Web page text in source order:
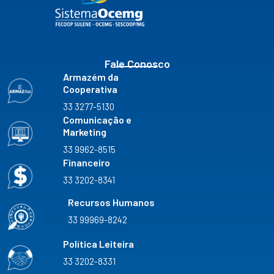
o
k
r
a
e
Fale Conosco
Armazém da
Cooperativa
33 3277-5130
Comunicação e
Marketing
33 9962-8515
Financeiro
33 3202-8341
Recursos Humanos
33 99969-8242
Política Leiteira
33 3202-8331